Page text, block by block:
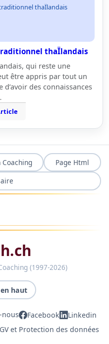
thaÏlandais
thaÏlandais
qui reste une
être appris par tout un
d’avoir des connaissances
Page Html
(1997-2026)
haut
nous Facebook
Linkedin
et Protection des données